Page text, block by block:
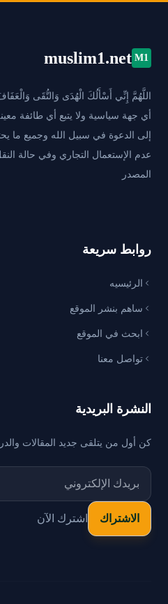
M1
muslim1.net
اللَّهُمَّ إِنِّي أَسْأَلُكَ الْهُدَى وَالتُّقَى
أي جهة سياسية ولا يتبع أي طائفة
إلى الدعوة في سبيل الله وجميع ما
عدم الإستعمال التجاري وفي حالة
المصدر
روابط سريعة
الرئيسيه
ساهم بنشر الموقع
ابحث في الموقع
تواصل معنا
النشرة البريدية
كن أول من يتلقى جديد المقالات
اشترك الآن